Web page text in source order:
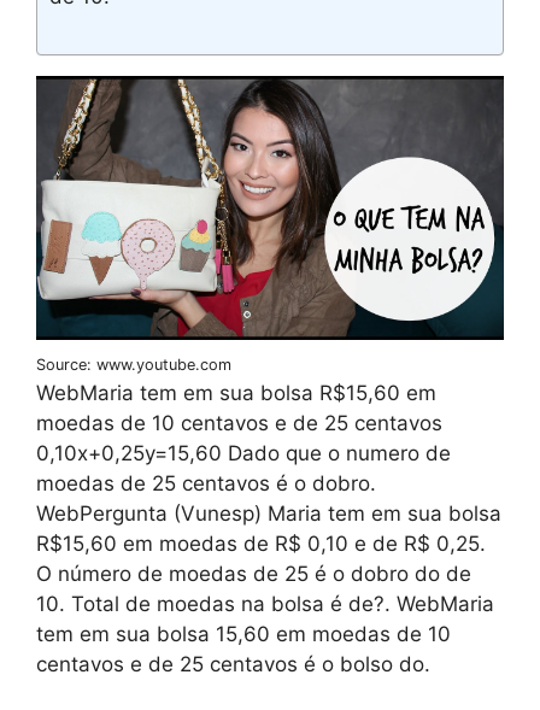
Source: www.youtube.com
WebMaria tem em sua bolsa R$15,60 em
moedas de 10 centavos e de 25 centavos
0,10x+0,25y=15,60 Dado que o numero de
moedas de 25 centavos é o dobro.
WebPergunta (Vunesp) Maria tem em sua bolsa
R$15,60 em moedas de R$ 0,10 e de R$ 0,25.
O número de moedas de 25 é o dobro do de
10. Total de moedas na bolsa é de?. WebMaria
tem em sua bolsa 15,60 em moedas de 10
centavos e de 25 centavos é o bolso do.